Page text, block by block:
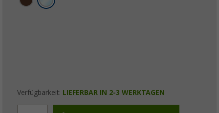
Verfügbarkeit: LIEFERBAR IN 2-3 WERKTAGEN